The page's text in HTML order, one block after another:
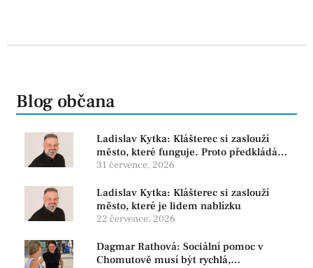
Blog občana
Ladislav Kytka: Klášterec si zaslouží
město, které funguje. Proto předkládáme
program, který řeší skutečné problémy
31 července, 2026
Ladislav Kytka: Klášterec si zaslouží
město, které je lidem nablízku
22 července, 2026
Dagmar Rathová: Sociální pomoc v
Chomutově musí být rychlá,